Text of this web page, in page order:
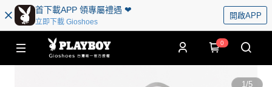
首下載APP 領專屬禮遇 ❤︎
立即下載 Gioshoes
開啟APP
0
1/5